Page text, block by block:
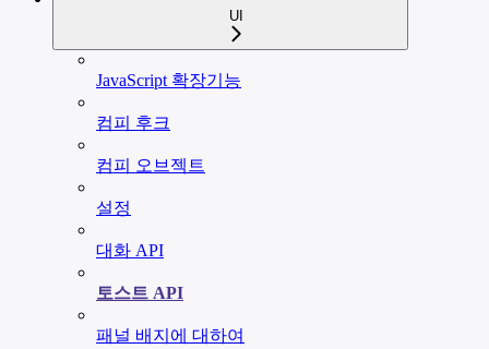
UI
JavaScript 확장기능
컴피 후크
컴피 오브젝트
설정
대화 API
토스트 API
패널 배지에 대하여